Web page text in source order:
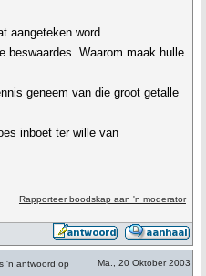
aangeteken word.
beswaardes. Waarom maak hulle
geneem van die groot getalle
inboet ter wille van
Rapporteer boodskap aan 'n moderator
'n antwoord op
Ma., 20 Oktober 2003